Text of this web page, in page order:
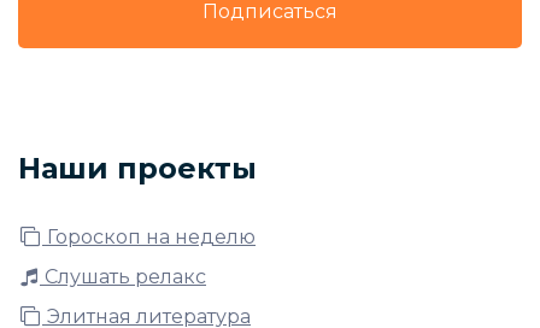
Подписаться
Наши проекты
Гороскоп на неделю
Слушать релакс
Элитная литература